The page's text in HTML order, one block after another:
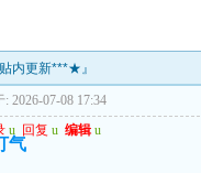
内更新***★』
2026-07-08 17:34
u 回复 u 编辑 u
气